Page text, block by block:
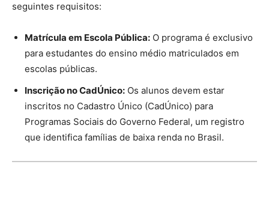
seguintes requisitos:
Matrícula em Escola Pública: O programa é exclusivo
para estudantes do ensino médio matriculados em
escolas públicas.
Inscrição no CadÚnico: Os alunos devem estar
inscritos no Cadastro Único (CadÚnico) para
Programas Sociais do Governo Federal, um registro
que identifica famílias de baixa renda no Brasil.